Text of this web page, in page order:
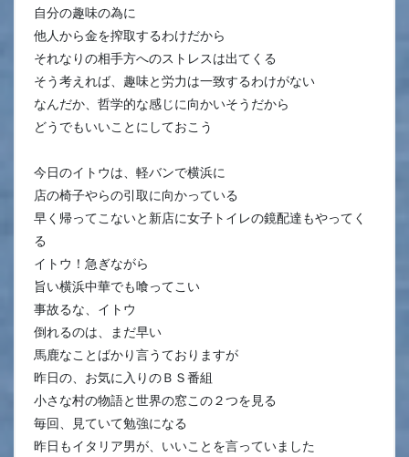
自分の趣味の為に
他人から金を搾取するわけだから
それなりの相手方へのストレスは出てくる
そう考えれば、趣味と労力は一致するわけがない
なんだか、哲学的な感じに向かいそうだから
どうでもいいことにしておこう
今日のイトウは、軽バンで横浜に
店の椅子やらの引取に向かっている
早く帰ってこないと新店に女子トイレの鏡配達もやってく
る
イトウ！急ぎながら
旨い横浜中華でも喰ってこい
事故るな、イトウ
倒れるのは、まだ早い
馬鹿なことばかり言うておりますが
昨日の、お気に入りのＢＳ番組
小さな村の物語と世界の窓この２つを見る
毎回、見ていて勉強になる
昨日もイタリア男が、いいことを言っていました